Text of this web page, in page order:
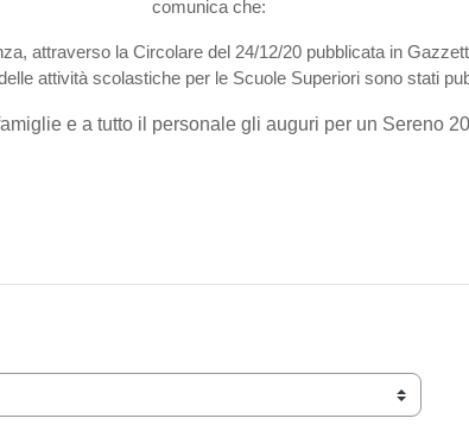
comunica che:
attraverso la Circolare del 24/12/20 pubblicata in
attività scolastiche per le Scuole Superiori sono stati
e a tutto il personale gli auguri per un Sereno